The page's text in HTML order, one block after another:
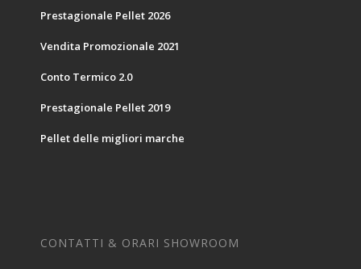
Prestagionale Pellet 2026
Vendita Promozionale 2021
Conto Termico 2.0
Prestagionale Pellet 2019
Pellet delle migliori marche
CONTATTI & ORARI SHOWROOM